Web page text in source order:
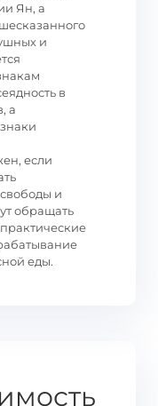
Ян, а
и
в
а
если
и
обращать
еды.